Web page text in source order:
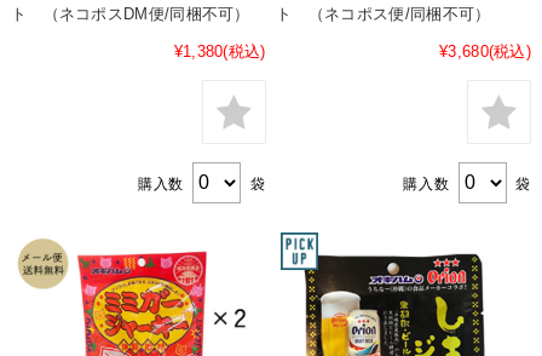
ト （ネコポスDM便/同梱不可）
¥1,380(税込)
購入数 袋
ト （ネコポス便/同梱不可）
¥3,680(税込)
購入数 袋